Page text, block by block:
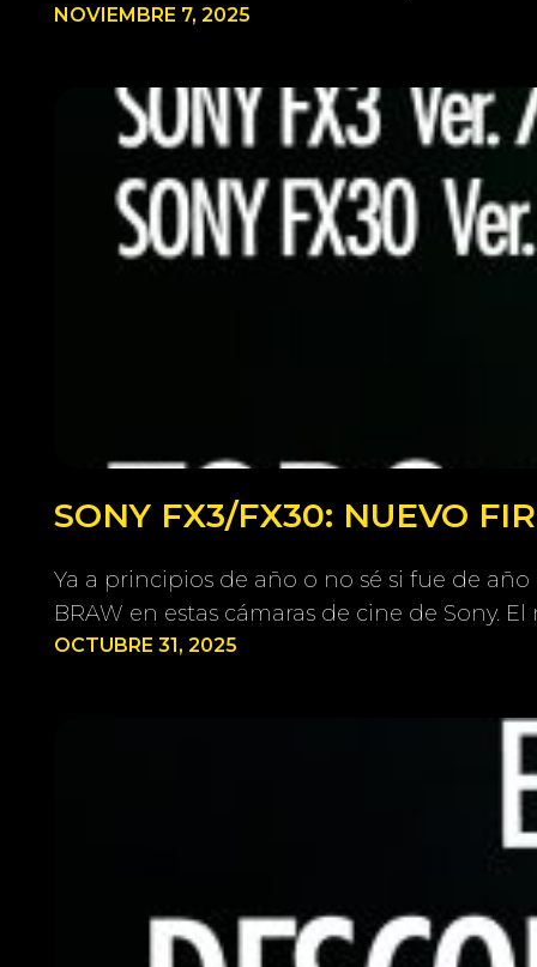
NOVIEMBRE 7, 2025
SONY FX3/FX30: NUEVO
Ya a principios de año o no sé si fue de
BRAW en estas cámaras de cine de Sony.
OCTUBRE 31, 2025